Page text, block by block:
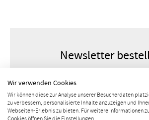
Newsletter
Wir verwenden Cookies
Wir können diese zur Analyse unserer Besucherdaten
zu verbessern, personalisierte Inhalte anzuzeigen und
Webseiten-Erlebnis zu bieten. Für weitere Informationen